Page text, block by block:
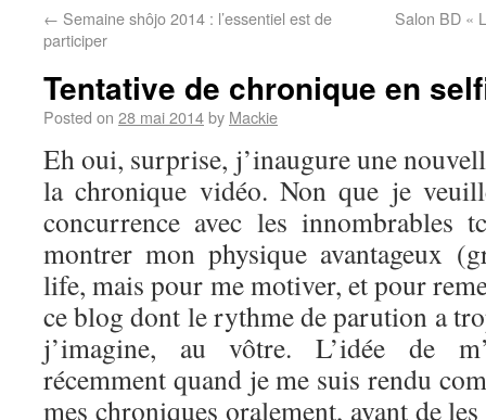
← Semaine shôjo 2014 : l’essentiel est de
participer
Salon BD «
Tentative de chronique en
Posted on 28 mai 2014by Mackie
Eh oui, surprise, j’inaugure une
la chronique vidéo. Non que je
concurrence avec les innombrables
montrer mon physique avantageux
life, mais pour me motiver, et pour
ce blog dont le rythme de parution a
j’imagine, au vôtre. L’idée de
récemment quand je me suis rendu
mes chroniques oralement, avant de